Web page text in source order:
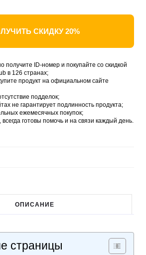
СКИДКУ 20%
получите ID-номер и покупайте со скидкой
в 126 странах;
продукт на официальном сайте
подделок;
не гарантирует подлинность продукта;
ежемесячных покупок;
готовы помочь и на связи каждый день.
ОПИСАНИЕ
страницы